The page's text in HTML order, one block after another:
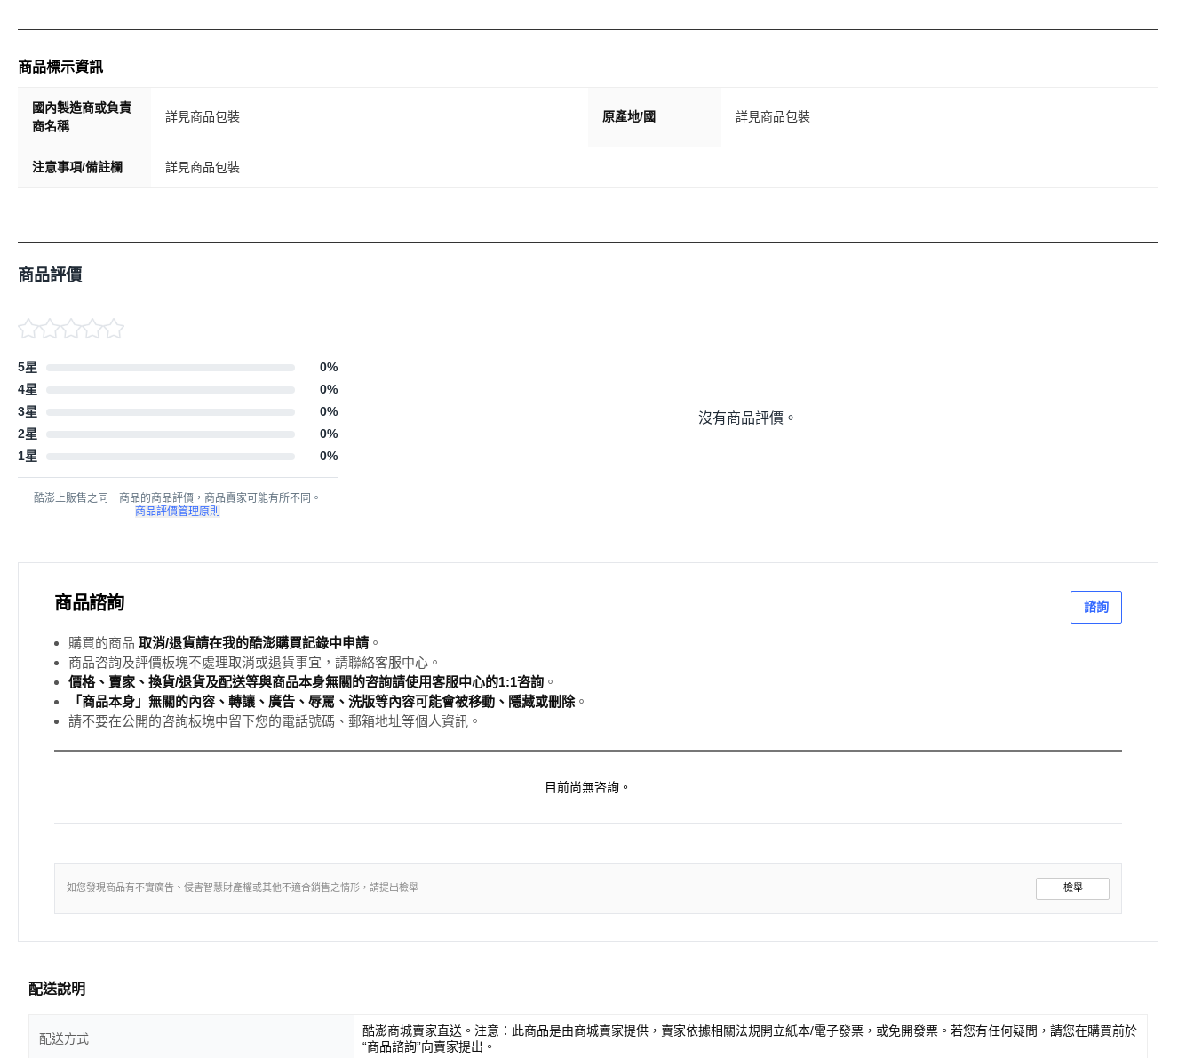
商品標示資訊
國內製造商或負責
商名稱
詳見商品包裝 原產地/國 詳見商品包裝
注意事項/備註欄 詳見商品包裝
商品評價
5星 0%
4星
0%
3星
0%
2星
0%
1星
0%
酷澎上販售之同一商品的商品評價，商品賣家可能有所不同。
商品評價管理原則
沒有商品評價。
商品諮詢 諮詢
購買的商品 取消/退貨請在我的酷澎購買記錄中申請 。
商品咨詢及評價板塊不處理取消或退貨事宜，請聯絡客服中心。
價格、賣家、換貨/退貨及配送等與商品本身無關的咨詢請使用客服中心的1:1咨詢 。
「商品本身」無關的內容、轉讓、廣告、辱罵、洗版等內容可能會被移動、隱藏或刪除。
請不要在公開的咨詢板塊中留下您的電話號碼、郵箱地址等個人資訊。
目前尚無咨詢。
如您發現商品有不實廣告、侵害智慧財產權或其他不適合銷售之情形，請提出檢舉 檢舉
配送說明
配送方式
酷澎商城賣家直送。注意：此商品是由商城賣家提供，賣家依據相關法規開立紙本/電子發票，或免開發票。若您有任何疑問，請您在購買前於
“商品諮詢”向賣家提出。